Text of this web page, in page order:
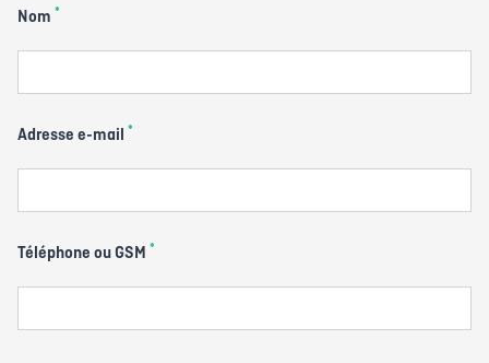
Nom *
Adresse e-mail *
Téléphone ou GSM *